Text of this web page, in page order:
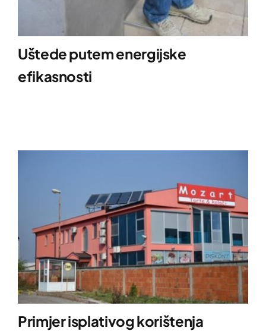
Uštede putem energijske
efikasnosti
Primjer isplativog korištenja